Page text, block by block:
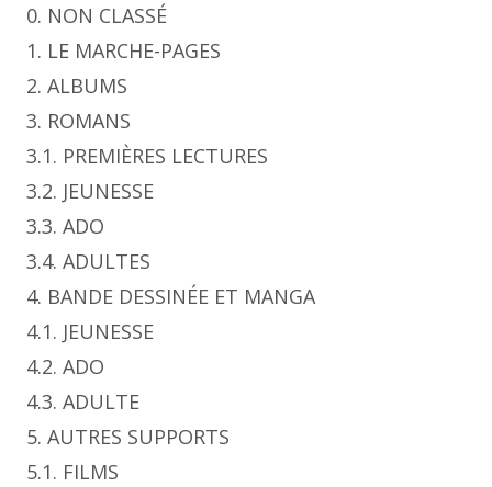
0. NON CLASSÉ
1. LE MARCHE-PAGES
2. ALBUMS
3. ROMANS
3.1. PREMIÈRES LECTURES
3.2. JEUNESSE
3.3. ADO
3.4. ADULTES
4. BANDE DESSINÉE ET MANGA
4.1. JEUNESSE
4.2. ADO
4.3. ADULTE
5. AUTRES SUPPORTS
5.1. FILMS